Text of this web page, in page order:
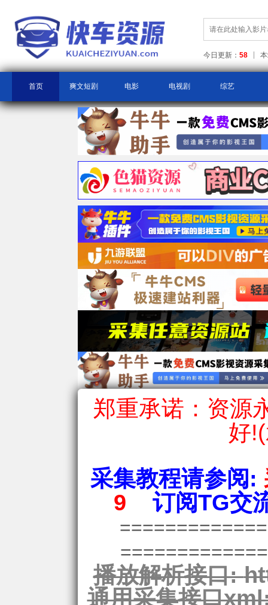
今日更新： 58
首页 爽文短剧 电影 电视剧 综艺
郑重承诺：资源
好
采集教程请参阅:
9
订阅TG交
播放解析接口:
通用采集接口